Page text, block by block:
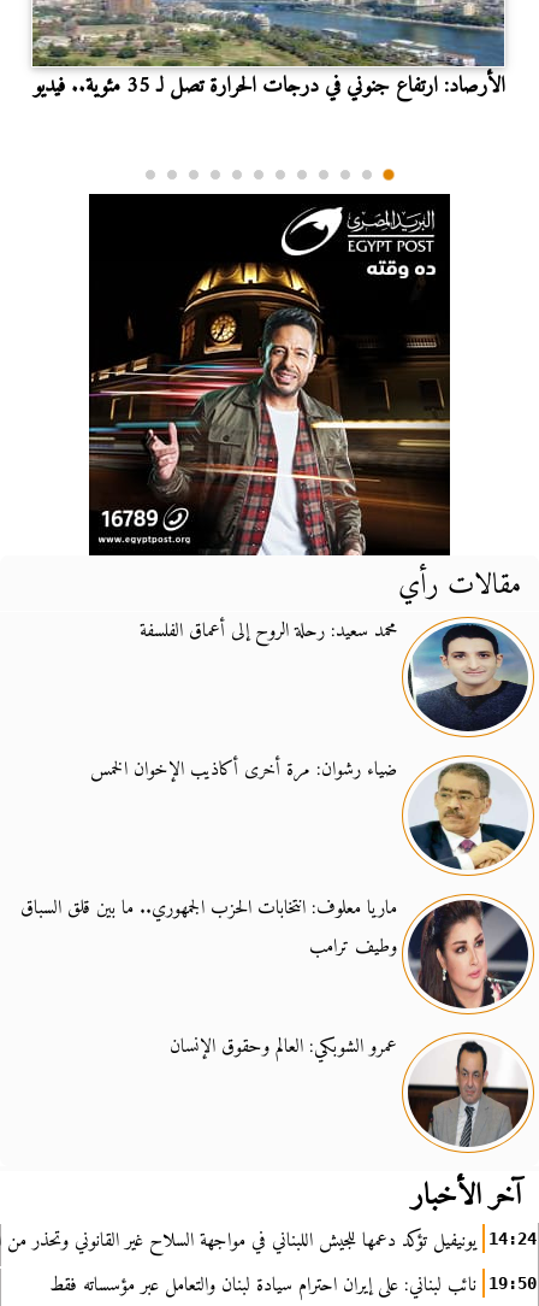
الأرصاد: ارتفاع جنوني في درجات الحرارة تصل لـ 35 مئوية.. فيديو
مقالات رأي
محمد سعيد: رحلة الروح إلى أعماق الفلسفة
ضياء رشوان: مرة أخرى أكاذيب الإخوان الخمس
ماريا معلوف: انتخابات الحزب الجمهوري.. ما بين قلق السباق
وطيف ترامب
عمرو الشوبكي: العالم وحقوق الإنسان
آخر الأخبار
14:24 يونيفيل تؤكد دعمها للجيش اللبناني في مواجهة السلاح غير القانوني وتحذر من
19:50 نائب لبناني: على إيران احترام سيادة لبنان والتعامل عبر مؤسساته فقط